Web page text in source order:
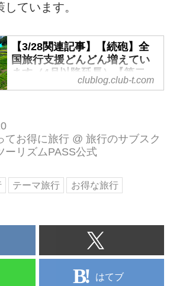
ています。
【3/28関連記事】【続砲】全
国旅行支援どんどん増えてい
ます（4月以降延長）【第二
報】 - クラブログ ～スタッフ
どん増えています。
・地域によっては4/10～や4/17出
・新聞には、間際で全国旅行支援
全国旅行支援の対象地域となる都
道府県が日増しに増えています。
現在クラブツーリズムで対象とな
の都道府県は水色の部分
clublog.club-t.com
てお得に旅行 @ 旅行のサブスク
ーリズムPASS公式
テーマ旅行
お得な旅行
はてブ